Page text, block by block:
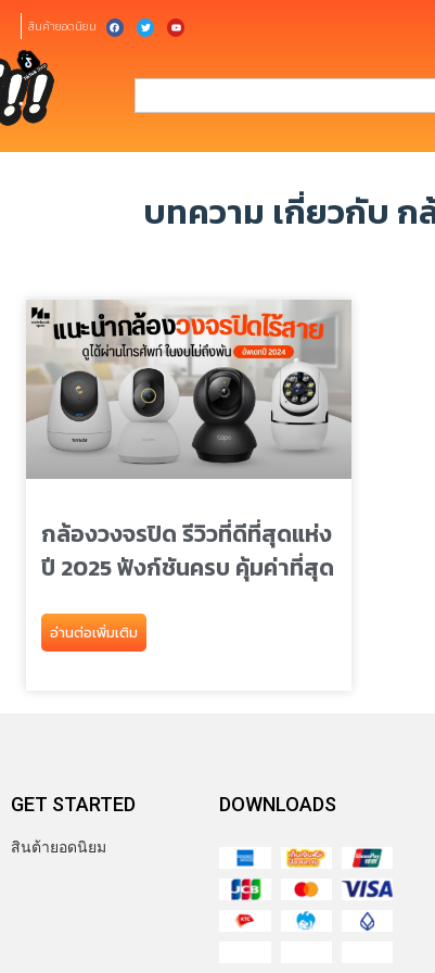
สินค้ายอดนิยม
บทความ เกี่ยวกับ ก
กล้องวงจรปิด รีวิวที่ดีที่สุดแห่ง
ปี 2025 ฟังก์ชันครบ คุ้มค่าที่สุด
อ่านต่อเพิ่มเติม
GET STARTED
สินต้ายอดนิยม
DOWNLOADS